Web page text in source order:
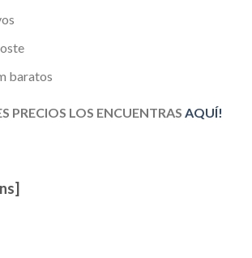
baratos
PRECIOS LOS ENCUENTRAS AQUÍ!